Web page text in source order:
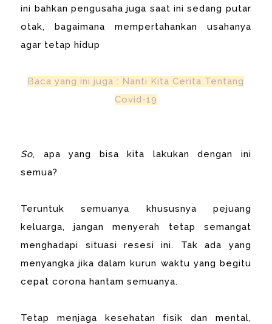
ini bahkan pengusaha juga saat ini sedang putar
otak, bagaimana mempertahankan usahanya
agar tetap hidup
Baca yang ini juga : Nanti Kita Cerita Tentang
Covid-19
So, apa yang bisa kita lakukan dengan ini
semua?
Teruntuk semuanya khususnya pejuang
keluarga, jangan menyerah tetap semangat
menghadapi situasi resesi ini. Tak ada yang
menyangka jika dalam kurun waktu yang begitu
cepat corona hantam semuanya.
Tetap menjaga kesehatan fisik dan mental,